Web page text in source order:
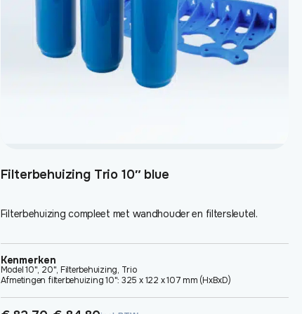
Filterbehuizing Trio 10″ blue
Filterbehuizing compleet met wandhouder en filtersleutel.
Kenmerken
Model 10", 20", Filterbehuizing, Trio
Afmetingen filterbehuizing 10": 325 x 122 x 107 mm (HxBxD)
gekozen
worden